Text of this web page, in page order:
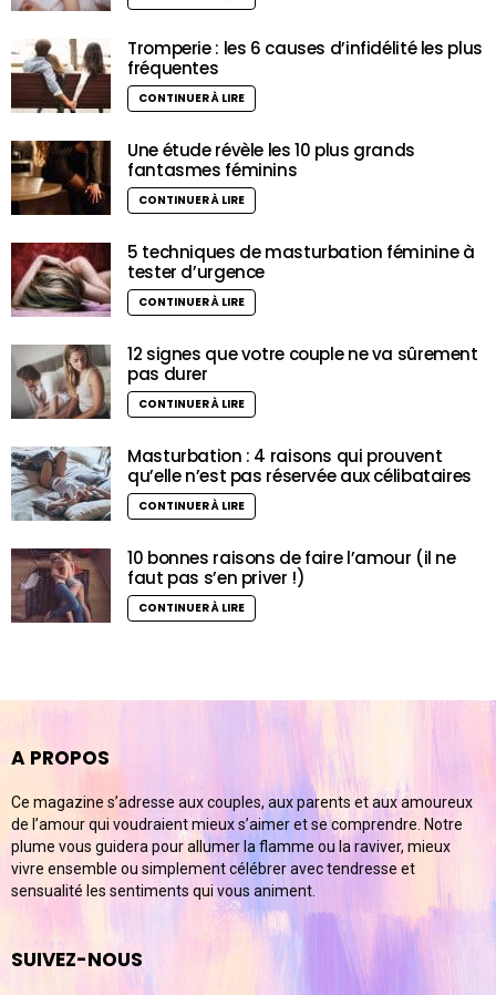
Tromperie : les 6 causes d’infidélité les plus
fréquentes
CONTINUER À LIRE
Une étude révèle les 10 plus grands
fantasmes féminins
CONTINUER À LIRE
5 techniques de masturbation féminine à
tester d’urgence
CONTINUER À LIRE
12 signes que votre couple ne va sûrement
pas durer
CONTINUER À LIRE
Masturbation : 4 raisons qui prouvent
qu’elle n’est pas réservée aux célibataires
CONTINUER À LIRE
10 bonnes raisons de faire l’amour (il ne
faut pas s’en priver !)
CONTINUER À LIRE
A PROPOS
Ce magazine s’adresse aux couples, aux parents et aux amoureux
de l’amour qui voudraient mieux s’aimer et se comprendre. Notre
plume vous guidera pour allumer la flamme ou la raviver, mieux
vivre ensemble ou simplement célébrer avec tendresse et
sensualité les sentiments qui vous animent.
SUIVEZ-NOUS